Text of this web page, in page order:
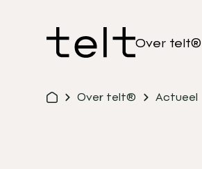
Over telt®
Over telt® Actueel